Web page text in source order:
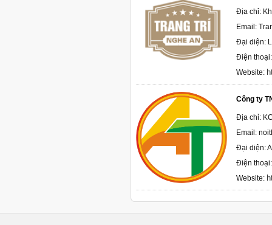
Địa chỉ:
Email:
Đại diện:
Điện
Website:
Công ty
Địa chỉ:
Email:
Đại diện:
Điện
Website: